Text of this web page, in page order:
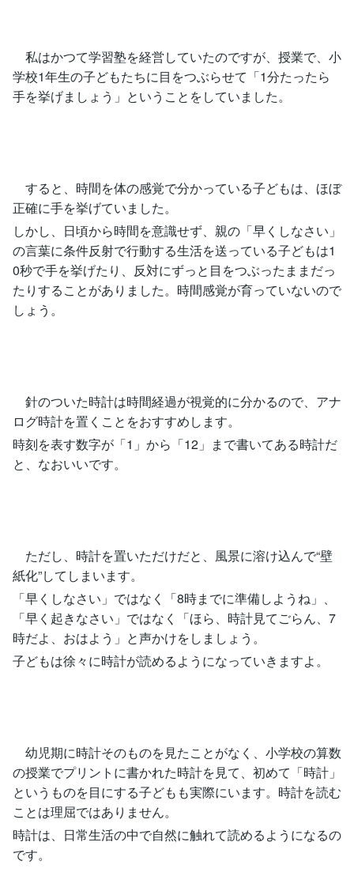
私はかつて学習塾を経営していたのですが、授業で、小
学校1年生の子どもたちに目をつぶらせて「1分たったら
手を挙げましょう」ということをしていました。
すると、時間を体の感覚で分かっている子どもは、ほぼ
正確に手を挙げていました。
しかし、日頃から時間を意識せず、親の「早くしなさい」
の言葉に条件反射で行動する生活を送っている子どもは1
0秒で手を挙げたり、反対にずっと目をつぶったままだっ
たりすることがありました。時間感覚が育っていないので
しょう。
針のついた時計は時間経過が視覚的に分かるので、アナ
ログ時計を置くことをおすすめします。
時刻を表す数字が「1」から「12」まで書いてある時計だ
と、なおいいです。
ただし、時計を置いただけだと、風景に溶け込んで“壁
紙化”してしまいます。
「早くしなさい」ではなく「8時までに準備しようね」、
「早く起きなさい」ではなく「ほら、時計見てごらん、7
時だよ、おはよう」と声かけをしましょう。
子どもは徐々に時計が読めるようになっていきますよ。
幼児期に時計そのものを見たことがなく、小学校の算数
の授業でプリントに書かれた時計を見て、初めて「時計」
というものを目にする子どもも実際にいます。時計を読む
ことは理屈ではありません。
時計は、日常生活の中で自然に触れて読めるようになるの
です。